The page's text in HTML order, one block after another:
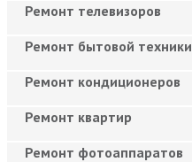
Ремонт телевизоров
Ремонт бытовой техники
Ремонт кондиционеров
Ремонт квартир
Ремонт фотоаппаратов